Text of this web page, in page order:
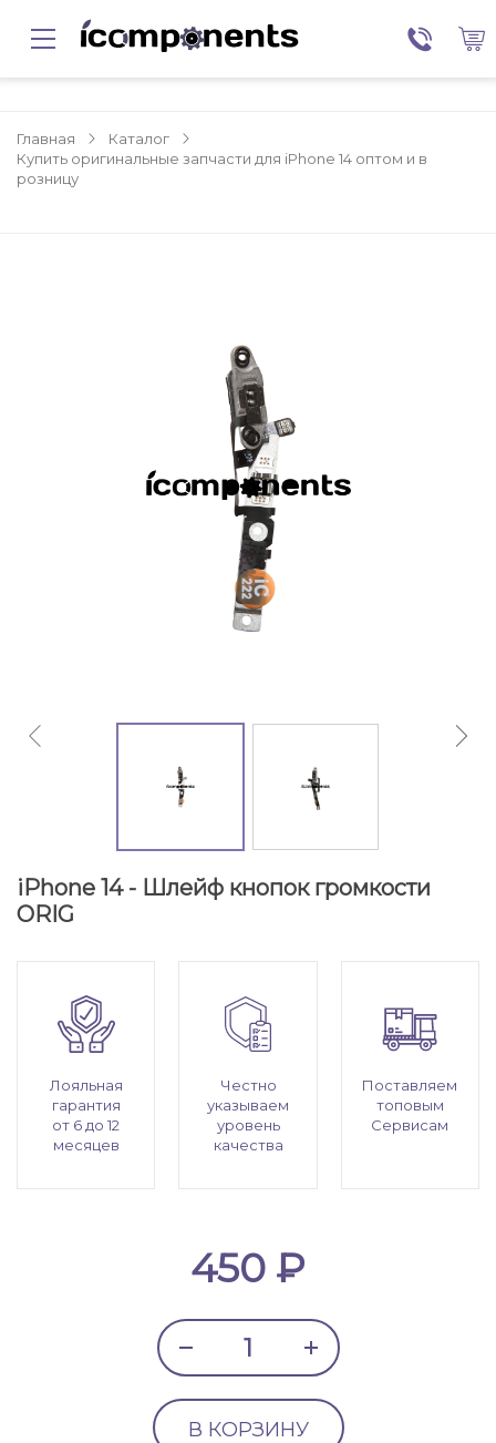
Главная
Каталог
Купить оригинальные запчасти для iPhone 14 оптом и в
розницу
iPhone 14 - Шлейф кнопок громкости
ORIG
Лояльная
гарантия
от 6 до 12
месяцев
Честно
указываем
уровень
качества
Поставляем
топовым
Сервисам
450 ₽
В КОРЗИНУ